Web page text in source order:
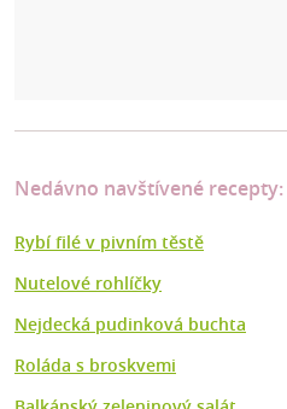
Nedávno navštívené recepty:
Rybí filé v pivním těstě
Nutelové rohlíčky
Nejdecká pudinková buchta
Roláda s broskvemi